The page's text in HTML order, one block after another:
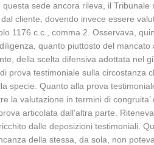
questa sede ancora rileva, il
cliente, dovendo invece essere
1176 c.c., comma 2. Osservava,
quanto piuttosto del
della scelta difensiva adottata nel
prova testimoniale sulla circostanza
specie. Quanto alla prova
la valutazione in termini di
articolata dall’altra parte.
dalle deposizioni testimoniali.
della stessa, da sola, non